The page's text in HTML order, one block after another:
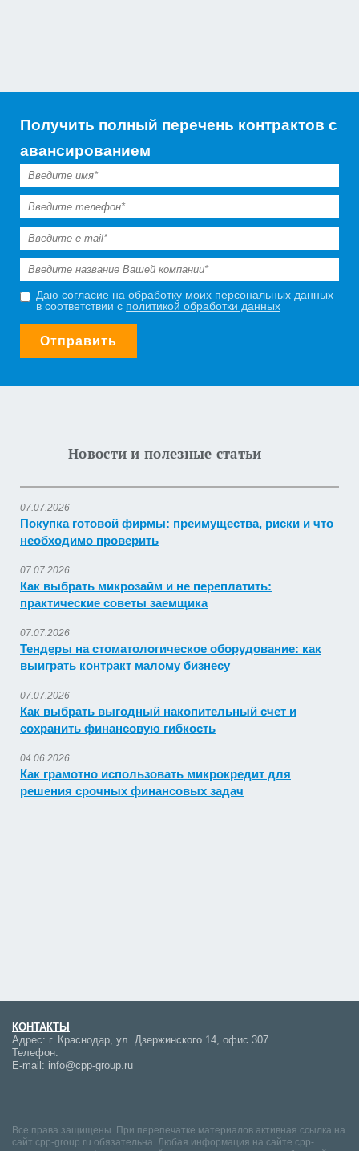
Получить полный перечень контрактов с
авансированием
Даю согласие на обработку моих персональных данных
в соответствии с политикой обработки данных
Отправить
Новости и полезные статьи
07.07.2026
Покупка готовой фирмы: преимущества, риски и что
необходимо проверить
07.07.2026
Как выбрать микрозайм и не переплатить:
практические советы заемщика
07.07.2026
Тендеры на стоматологическое оборудование: как
выиграть контракт малому бизнесу
07.07.2026
Как выбрать выгодный накопительный счет и
сохранить финансовую гибкость
04.06.2026
Как грамотно использовать микрокредит для
решения срочных финансовых задач
КОНТАКТЫ
Адрес: г. Краснодар, ул. Дзержинского 14, офис 307
Телефон:
E-mail: info@cpp-group.ru
Все права защищены. При перепечатке материалов активная ссылка на
сайт cpp-group.ru обязательна. Любая информация на сайте cpp-